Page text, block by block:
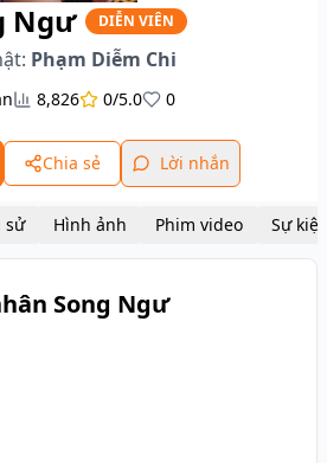
Ngư DIỄN VIÊN
Phạm Diễm Chi
8,826 0/5.0 0
Chia sẻ Lời nhắn
Tiểu sử Hình ảnh Phim video Sự
Song Ngư